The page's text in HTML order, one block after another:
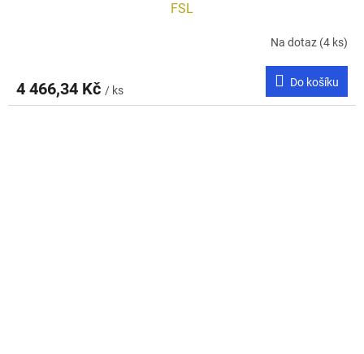
FSL
Na dotaz (4 ks)
4 466,34 Kč / ks
Do košíku